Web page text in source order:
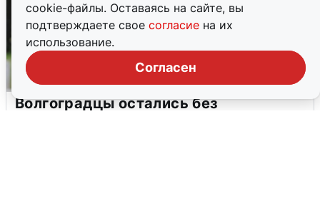
cookie-файлы. Оставаясь на сайте, вы
подтверждаете свое согласие на их
использование.
Согласен
Волгоградцы остались без